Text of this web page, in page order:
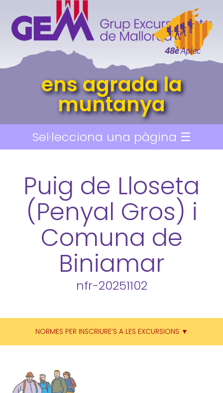
ens agrada la
muntanya
Sel·lecciona una pàgina ☰
Puig de Lloseta
(Penyal Gros) i
Comuna de
Biniamar
nfr-20251102
NORMES PER INSCRIURE’S A LES EXCURSIONS ▼